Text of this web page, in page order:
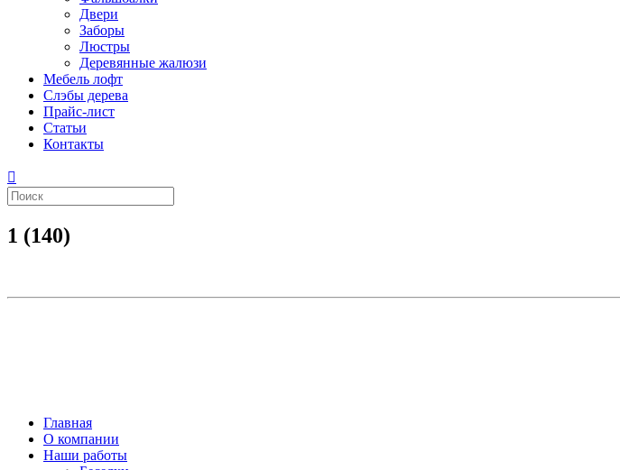
Двери
Заборы
Люстры
Деревянные жалюзи
Мебель лофт
Слэбы дерева
Прайс-лист
Статьи
Контакты
1 (140)
Главная
О компании
Наши работы